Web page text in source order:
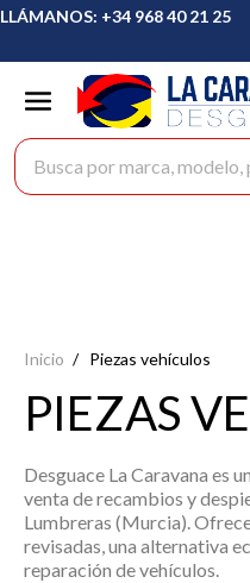
LLÁMANOS: +34 968 40 21 25
Buscar productos
Inicio Piezas vehículos
PIEZAS
Desguace La Caravana es
venta derecambios y
Lumbreras (Murcia).
revisadas, una alternativa
reparación de vehículos.